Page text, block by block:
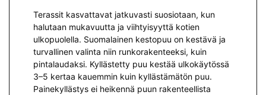
Terassit kasvattavat jatkuvasti suosiotaan, kun
halutaan mukavuutta ja viihtyisyyttä kotien
ulkopuolella. Suomalainen kestopuu on kestävä ja
turvallinen valinta niin runkorakenteeksi, kuin
pintalaudaksi. Kyllästetty puu kestää ulkokäytössä
3–5 kertaa kauemmin kuin kyllästämätön puu.
Painekyllästys ei heikennä puun rakenteellista